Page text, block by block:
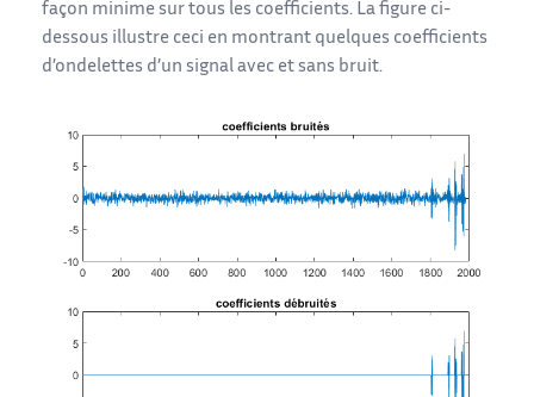
façon minime sur tous les coefficients. La figure ci-
dessous illustre ceci en montrant quelques coefficients
d’ondelettes d’un signal avec et sans bruit.